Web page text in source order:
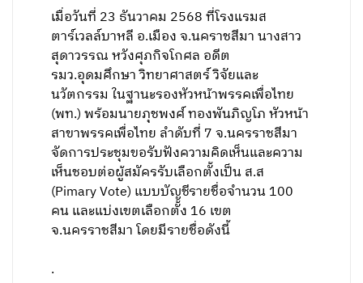
เมื่อวันที่ 23 ธันวาคม 2568 ที่โรงแรมส
ตาร์เวลล์บาหลี อ.เมือง จ.นคราชสีมา นางสาว
สุดาวรรณ หวังศุภกิจโกศล อดีต
รมว.อุดมศึกษา วิทยาศาสตร์ วิจัยและ
นวัตกรรม ในฐานะรองหัวหน้าพรรคเพื่อไทย
(พท.) พร้อมนายภุชพงศ์ ทองพันภิญโภ หัวหน้า
สาขาพรรคเพื่อไทย ลำดับที่ 7 จ.นครราชสีมา
จัดการประชุมขอรับฟังความคิดเห็นและความ
เห็นชอบต่อผู้สมัครรับเลือกตั้งเป็น ส.ส
(Pimary Vote) แบบบัญชีรายชื่อจำนวน 100
คน และแบ่งเขตเลือกตั้ง 16 เขต
จ.นครราชสีมา โดยมีรายชื่อดังนี้
.